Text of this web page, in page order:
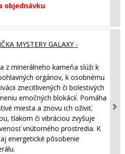
objednávku
MYSTERY GALAXY -
z minerálneho kameňa slúži k
orgánov, k osobnému
znecitlivených či bolestivých
emočných blokácií. Pomáha
miesta a znovu ich oživiť.
tlakom či vibráciou zvyšuje
vnútorného prostredia. K
energetické pôsobenie